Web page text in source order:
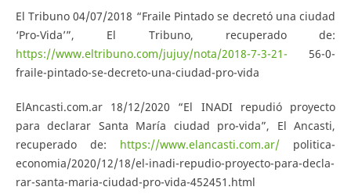
El Tribuno 04/07/2018 “Fraile Pintado se decretó una ciudad
‘Pro-Vida’”, El Tribuno, recuperado de:
https://www.eltribuno.com/jujuy/nota/2018-7-3-21- 56-0-
fraile-pintado-se-decreto-una-ciudad-pro-vida
ElAncasti.com.ar 18/12/2020 “El INADI repudió proyecto
para declarar Santa María ciudad pro-vida”, El Ancasti,
recuperado de: https://www.elancasti.com.ar/ politica-
economia/2020/12/18/el-inadi-repudio-proyecto-para-decla-
rar-santa-maria-ciudad-pro-vida-452451.html